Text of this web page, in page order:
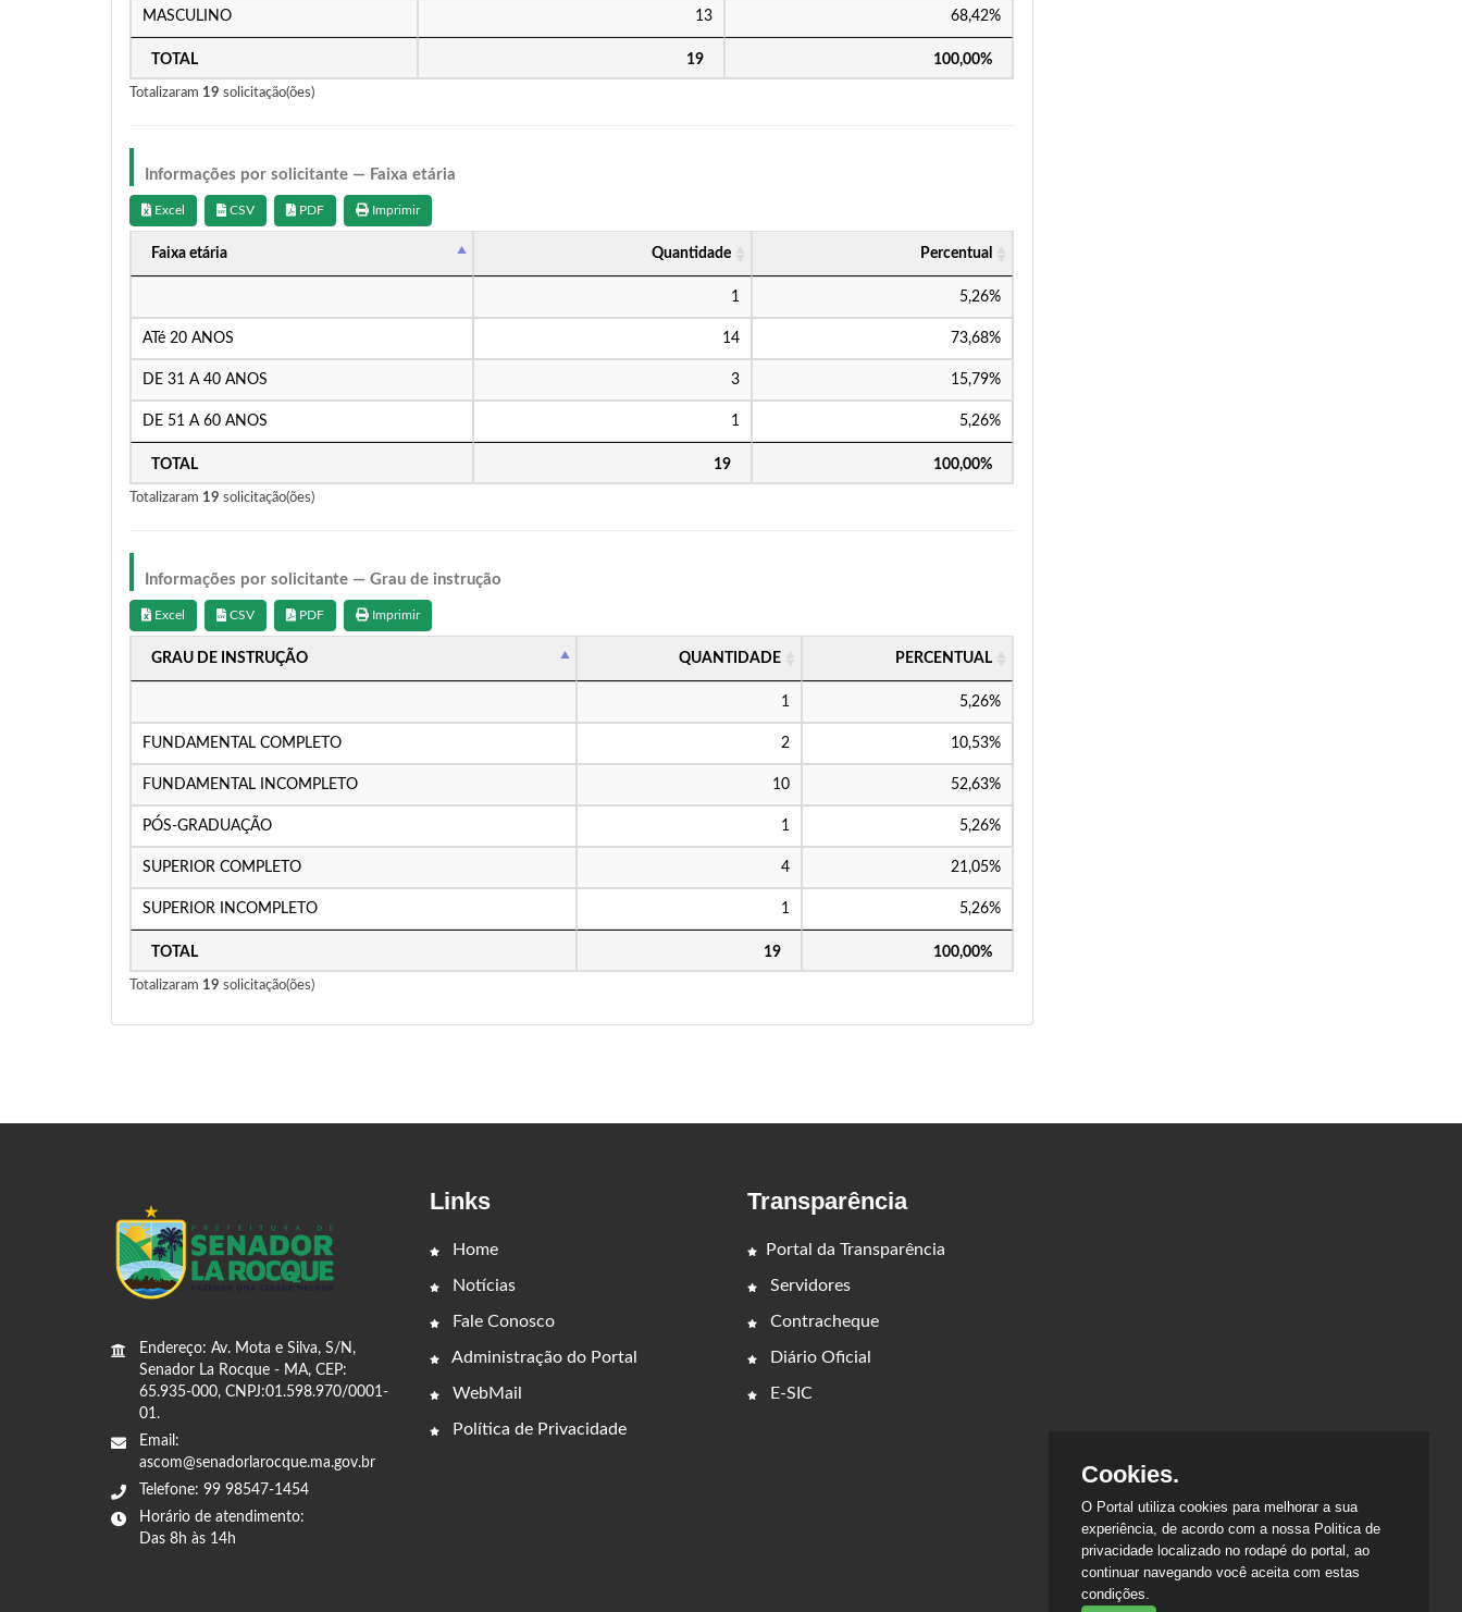
MASCULINO 13 68,42%
TOTAL 19 100,00%
Totalizaram 19 solicitação(ões)
Informações por solicitante — Faixa etária
Excel CSV PDF Imprimir
Faixa etária Quantidade Percentual
1 5,26%
ATé 20 ANOS 14 73,68%
DE 31 A 40 ANOS 3 15,79%
DE 51 A 60 ANOS 1 5,26%
TOTAL 19 100,00%
Totalizaram 19 solicitação(ões)
Informações por solicitante — Grau de instrução
Excel CSV PDF Imprimir
GRAU DE INSTRUÇÃO QUANTIDADE PERCENTUAL
1 5,26%
FUNDAMENTAL COMPLETO 2 10,53%
FUNDAMENTAL INCOMPLETO 10 52,63%
PÓS-GRADUAÇÃO 1 5,26%
SUPERIOR COMPLETO 4 21,05%
SUPERIOR INCOMPLETO 1 5,26%
TOTAL 19 100,00%
Totalizaram 19 solicitação(ões)
Endereço: Av. Mota e Silva, S/N,
Senador La Rocque - MA, CEP:
65.935-000, CNPJ:01.598.970/0001-
01.
Email:
ascom@senadorlarocque.ma.gov.br
Telefone: 99 98547-1454
Horário de atendimento:
Das 8h às 14h
Links
Home
Notícias
Fale Conosco
Administração do Portal
WebMail
Política de Privacidade
Transparência
Portal da Transparência
Servidores
Contracheque
Diário Oficial
E-SIC
Cookies.
O Portal utiliza cookies para melhorar a sua
experiência, de acordo com a nossa Politica de
privacidade localizado no rodapé do portal, ao
continuar navegando você aceita com estas
condições.